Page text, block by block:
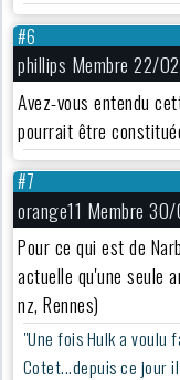
#6
phillips Membre 22/
Avez-vous entendu
pourrait être
#7
orange11 Membre
Pour ce qui est de
actuelle qu'une seule
nz, Rennes)
"Une fois Hulk a voulu
Cotet...depuis ce jour